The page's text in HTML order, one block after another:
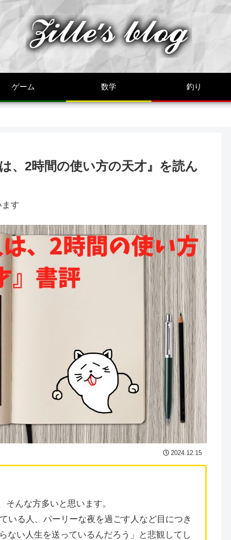
ゲーム 数学 釣り
、2時間の使い方の天才』を読ん
す
2024.12.15
んな方多いと思います。
いる人、パーリーな夜を過ごす人など目につき
ない人生を送っているんだろう」と悲観してし